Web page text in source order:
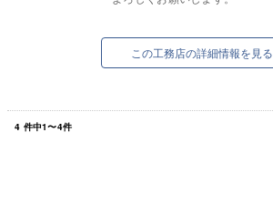
この工務店の詳細情報を見る
4 件中1〜4件